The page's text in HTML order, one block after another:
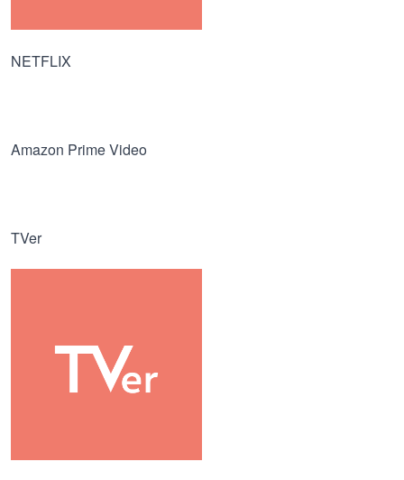
NETFLIX
Amazon Prime Video
TVer